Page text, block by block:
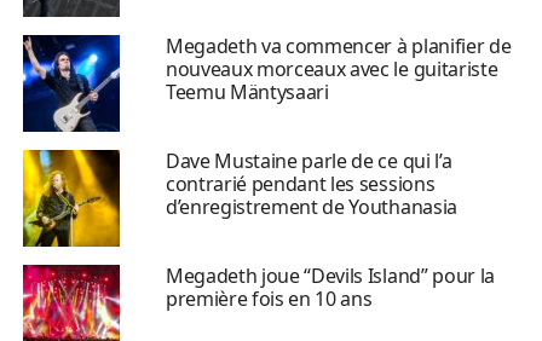
Megadeth va commencer à planifier de
nouveaux morceaux avec le guitariste
Teemu Mäntysaari
Dave Mustaine parle de ce qui l’a
contrarié pendant les sessions
d’enregistrement de Youthanasia
Megadeth joue “Devils Island” pour la
première fois en 10 ans